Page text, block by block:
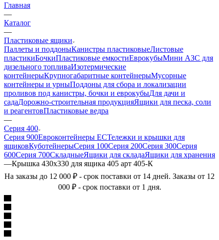
Главная
—
Каталог
—
Пластиковые ящики
Паллеты и поддоныКанистры пластиковыеЛистовые
пластикиБочкиПластиковые емкостиЕврокубыМини АЗС для
дизельного топливаИзотермические
контейнерыКрупногабаритные контейнерыМусорные
контейнеры и урныПоддоны для сбора и локализации
проливов под канистры, бочки и еврокубыДля дачи и
садаДорожно-строительная продукцияЯщики для песка, соли
и реагентовПластиковые ведра
—
Серия 400
Серия 900Евроконтейнеры ЕСТележки и крышки для
ящиковКуботейнерыСерия 100Серия 200Серия 300Серия
600Серия 700СкладныеЯщики для складаЯщики для хранения
—Крышка 430х330 для ящика 405 арт 405-К
На заказы до 12 000 ₽ - срок поставки от 14 дней. Заказы от 12
000 ₽ - срок поставки от 1 дня.